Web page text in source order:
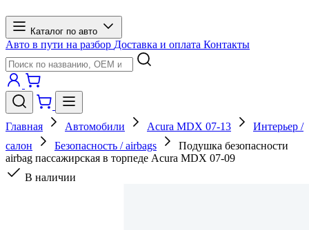
Каталог по авто
Авто в пути на разбор Доставка и оплата Контакты
Главная Автомобили Acura MDX 07-13
Интерьер /
салон
Безопасность / airbags
Подушка безопасности
airbag пассажирская в торпеде Acura MDX 07-09
В наличии